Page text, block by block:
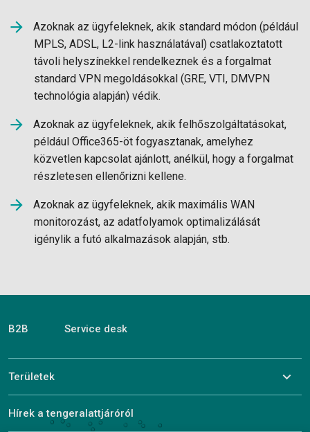
Azoknak az ügyfeleknek, akik standard módon (például
MPLS, ADSL, L2-link használatával) csatlakoztatott
távoli helyszínekkel rendelkeznek és a forgalmat
standard VPN megoldásokkal (GRE, VTI, DMVPN
technológia alapján) védik.
Azoknak az ügyfeleknek, akik felhőszolgáltatásokat,
például Office365-öt fogyasztanak, amelyhez
közvetlen kapcsolat ajánlott, anélkül, hogy a forgalmat
részletesen ellenőrizni kellene.
Azoknak az ügyfeleknek, akik maximális WAN
monitorozást, az adatfolyamok optimalizálását
igénylik a futó alkalmazások alapján, stb.
B2B Service desk
Területek
Hírek a tengeralattjáróról